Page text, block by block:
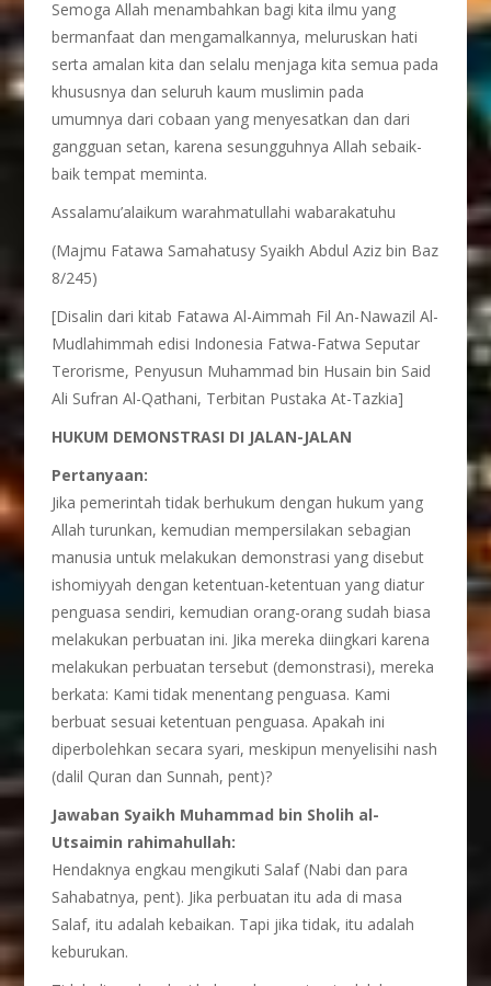
Semoga Allah menambahkan bagi kita ilmu yang
bermanfaat dan mengamalkannya, meluruskan hati
serta amalan kita dan selalu menjaga kita semua pada
khususnya dan seluruh kaum muslimin pada
umumnya dari cobaan yang menyesatkan dan dari
gangguan setan, karena sesungguhnya Allah sebaik-
baik tempat meminta.
Assalamu’alaikum warahmatullahi wabarakatuhu
(Majmu Fatawa Samahatusy Syaikh Abdul Aziz bin Baz
8/245)
[Disalin dari kitab Fatawa Al-Aimmah Fil An-Nawazil Al-
Mudlahimmah edisi Indonesia Fatwa-Fatwa Seputar
Terorisme, Penyusun Muhammad bin Husain bin Said
Ali Sufran Al-Qathani, Terbitan Pustaka At-Tazkia]
HUKUM DEMONSTRASI DI JALAN-JALAN
Pertanyaan:
Jika pemerintah tidak berhukum dengan hukum yang
Allah turunkan, kemudian mempersilakan sebagian
manusia untuk melakukan demonstrasi yang disebut
ishomiyyah dengan ketentuan-ketentuan yang diatur
penguasa sendiri, kemudian orang-orang sudah biasa
melakukan perbuatan ini. Jika mereka diingkari karena
melakukan perbuatan tersebut (demonstrasi), mereka
berkata: Kami tidak menentang penguasa. Kami
berbuat sesuai ketentuan penguasa. Apakah ini
diperbolehkan secara syari, meskipun menyelisihi nash
(dalil Quran dan Sunnah, pent)?
Jawaban Syaikh Muhammad bin Sholih al-
Utsaimin rahimahullah:
Hendaknya engkau mengikuti Salaf (Nabi dan para
Sahabatnya, pent). Jika perbuatan itu ada di masa
Salaf, itu adalah kebaikan. Tapi jika tidak, itu adalah
keburukan.